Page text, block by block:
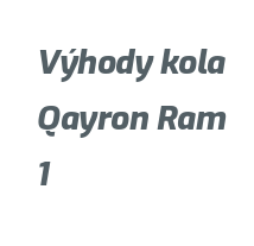
Výhody kola
Qayron Ram
1